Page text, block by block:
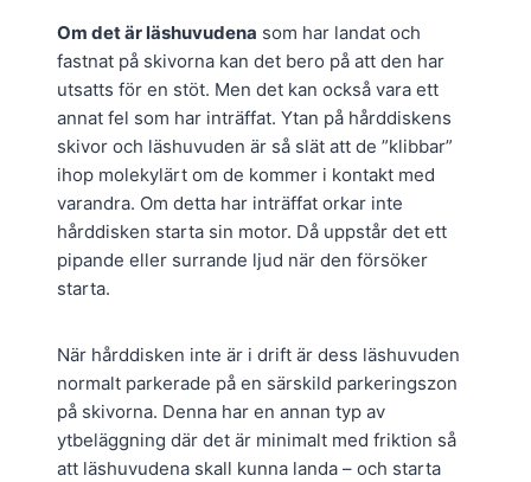
Om det är läshuvudena som har landat och
fastnat på skivorna kan det bero på att den har
utsatts för en stöt. Men det kan också vara ett
annat fel som har inträffat. Ytan på hårddiskens
skivor och läshuvuden är så slät att de ”klibbar”
ihop molekylärt om de kommer i kontakt med
varandra. Om detta har inträffat orkar inte
hårddisken starta sin motor. Då uppstår det ett
pipande eller surrande ljud när den försöker
starta.
När hårddisken inte är i drift är dess läshuvuden
normalt parkerade på en särskild parkeringszon
på skivorna. Denna har en annan typ av
ytbeläggning där det är minimalt med friktion så
att läshuvudena skall kunna landa – och starta